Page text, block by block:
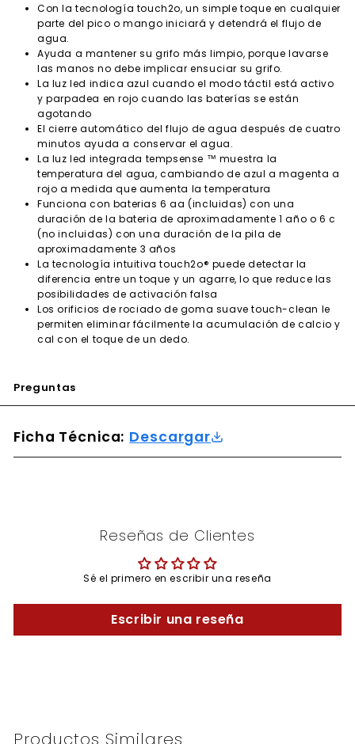
Con la tecnología touch2o, un simple toque en cualquier
parte del pico o mango iniciará y detendrá el flujo de
agua.
Ayuda a mantener su grifo más limpio, porque lavarse
las manos no debe implicar ensuciar su grifo.
La luz led indica azul cuando el modo táctil está activo
y parpadea en rojo cuando las baterías se están
agotando
El cierre automático del flujo de agua después de cuatro
minutos ayuda a conservar el agua.
La luz led integrada tempsense ™ muestra la
temperatura del agua, cambiando de azul a magenta a
rojo a medida que aumenta la temperatura
Funciona con baterias 6 aa (incluidas) con una
duración de la bateria de aproximadamente 1 año o 6 c
(no incluidas) con una duración de la pila de
aproximadamente 3 años
La tecnología intuitiva touch2o® puede detectar la
diferencia entre un toque y un agarre, lo que reduce las
posibilidades de activación falsa
Los orificios de rociado de goma suave touch-clean le
permiten eliminar fácilmente la acumulación de calcio y
cal con el toque de un dedo.
Preguntas
Ficha Técnica: Descargar
Reseñas de Clientes
Sé el primero en escribir una reseña
Escribir una reseña
Productos Similares